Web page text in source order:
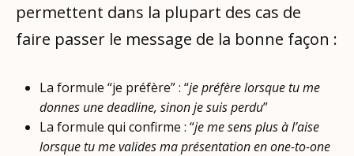
permettent dans la plupart des cas de
faire passer le message de la bonne façon :
La formule “je préfère” : “je préfère lorsque tu me
donnes une deadline, sinon je suis perdu”
La formule qui confirme : “je me sens plus à l’aise
lorsque tu me valides ma présentation en one-to-one